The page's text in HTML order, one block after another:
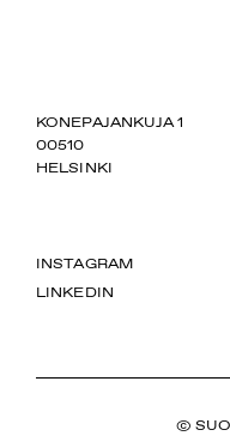
SUOMIAREENA
KONEPAJANKUJA 1
00510
HELSINKI
INSTAGRAM
LINKEDIN
©